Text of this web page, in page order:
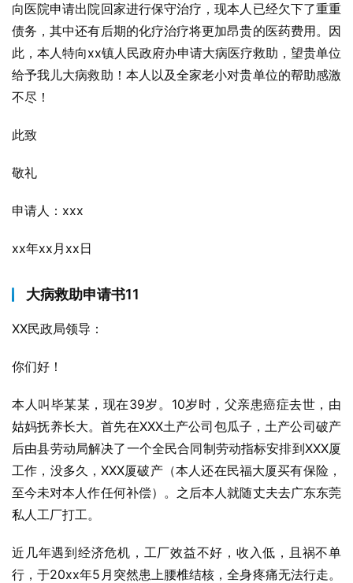
向医院申请出院回家进行保守治疗，现本人已经欠下了重重
债务，其中还有后期的化疗治疗将更加昂贵的医药费用。因
此，本人特向xx镇人民政府办申请大病医疗救助，望贵单位
给予我儿大病救助！本人以及全家老小对贵单位的帮助感激
不尽！
此致
敬礼
申请人：xxx
xx年xx月xx日
大病救助申请书11
XX民政局领导：
你们好！
本人叫毕某某，现在39岁。10岁时，父亲患癌症去世，由
姑妈抚养长大。首先在XXX土产公司包瓜子，土产公司破产
后由县劳动局解决了一个全民合同制劳动指标安排到XXX厦
工作，没多久，XXX厦破产（本人还在民福大厦买有保险，
至今未对本人作任何补偿）。之后本人就随丈夫去广东东莞
私人工厂打工。
近几年遇到经济危机，工厂效益不好，收入低，且祸不单
行，于20xx年5月突然患上腰椎结核，全身疼痛无法行走。